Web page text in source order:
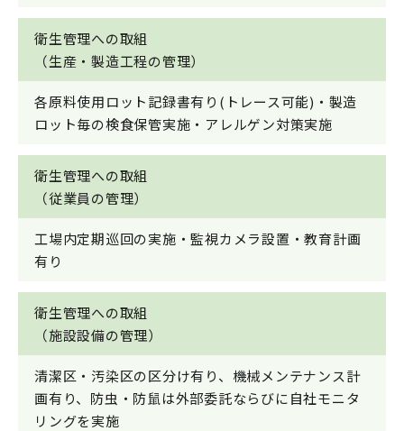
衛生管理への取組
（生産・製造工程の管理）
各原料使用ロット記録書有り(トレース可能)・製造
ロット毎の検食保管実施・アレルゲン対策実施
衛生管理への取組
（従業員の管理）
工場内定期巡回の実施・監視カメラ設置・教育計画
有り
衛生管理への取組
（施設設備の管理）
清潔区・汚染区の区分け有り、機械メンテナンス計
画有り、防虫・防鼠は外部委託ならびに自社モニタ
リングを実施